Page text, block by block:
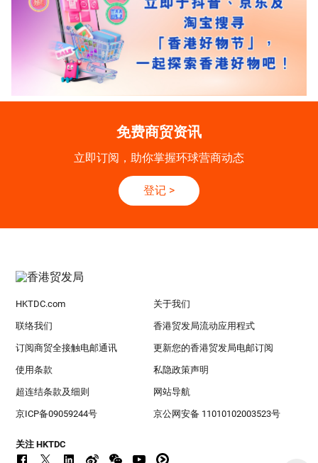
免费商贸资讯
立即订阅，助你掌握环球营商动态
登记 >
HKTDC.com 关于我们
联络我们 香港贸发局流动应用程式
订阅商贸全接触电邮通讯 更新您的香港贸发局电邮订阅
使用条款 私隐政策声明
超连结条款及细则 网站导航
京ICP备09059244号 京公网安备 11010102003523号
关注 HKTDC